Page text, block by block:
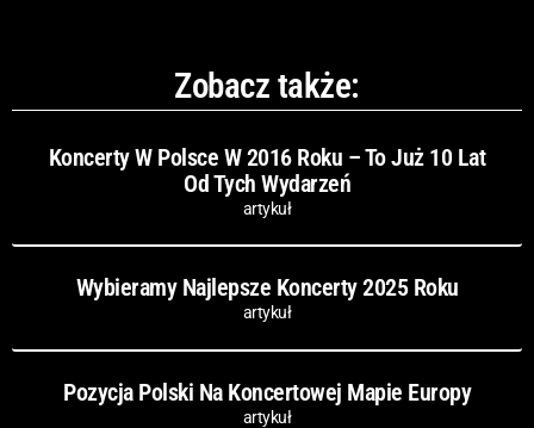
Zobacz także:
Koncerty W Polsce W 2016 Roku – To Już 10 Lat
Od Tych Wydarzeń
artykuł
Wybieramy Najlepsze Koncerty 2025 Roku
artykuł
Pozycja Polski Na Koncertowej Mapie Europy
artykuł